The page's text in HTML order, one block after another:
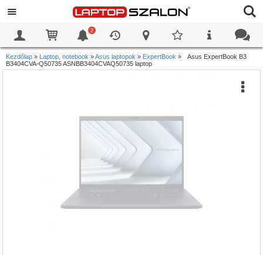
2
Kezdőlap » Laptop, notebook »Asus laptopok » ExpertBook »
Asus ExpertBook B3
B3404CVA-Q50735 ASNBB3404CVAQ50735 laptop
00